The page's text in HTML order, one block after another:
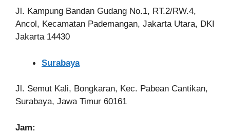
Jl. Kampung Bandan Gudang No.1, RT.2/RW.4,
Ancol, Kecamatan Pademangan, Jakarta Utara, DKI
Jakarta 14430
Surabaya
Jl. Semut Kali, Bongkaran, Kec. Pabean Cantikan,
Surabaya, Jawa Timur 60161
Jam: